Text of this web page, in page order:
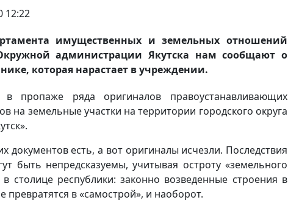
12:22
имущественных и земельных отношений
администрации Якутска нам сообщают о
которая нарастает в учреждении.
пропаже ряда оригиналов правоустанавливающих
на земельные участки на территории городского округа
документов есть, а вот оригиналы исчезли. Последствия
быть непредсказуемы, учитывая остроту «земельного
в столице республики: законно возведенные строения в
превратятся в «самострой», и наоборот.